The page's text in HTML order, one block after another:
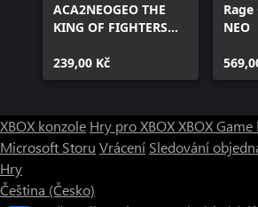
ACA2NEOGEO THE
KING OF FIGHTERS
239,00 Kč
NEO
XBOX konzole Hry pro XBOXXBOX Game
Microsoft Storu Vrácení Sledování
Hry
Čeština (Česko)